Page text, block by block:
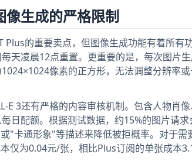
像生成的严格限制
Plus的重要卖点，但图像生成功能有着所有
天凌晨12点重置。更重要的是，每次图片
像素的正方形，无法调整分辨率
E 3还有严格的内容审核机制。包含人物肖
日配额。根据测试数据，约15%的图片请
"卡通形象"等描述来降低被拒概率。对于
仅为0.04元/张，相比Plus订阅的单张成本